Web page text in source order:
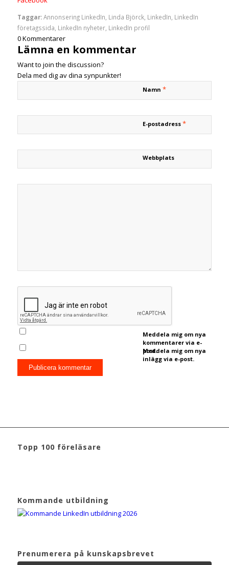
Taggar: Annonsering LinkedIn Linda Björck, LinkedIn LinkedIn
företagssida LinkedIn nyheter, LinkedIn profil
0Kommentarer
Lämna en kommentar
Want to join the discussion?
Dela med dig av dina synpunkter!
Namn *
E-postadress *
Webbplats
Meddela mig om nya
kommentarer via e-
post.
Meddela mig om nya
inlägg via e-post.
Topp 100 föreläsare
Kommande utbildning
Prenumerera på kunskapsbrevet